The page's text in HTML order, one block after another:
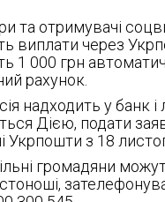
та отримувачі
виплати через
1 000 грн
рахунок.
надходить у банк
Дією, подати
Укрпошти з 18
громадяни